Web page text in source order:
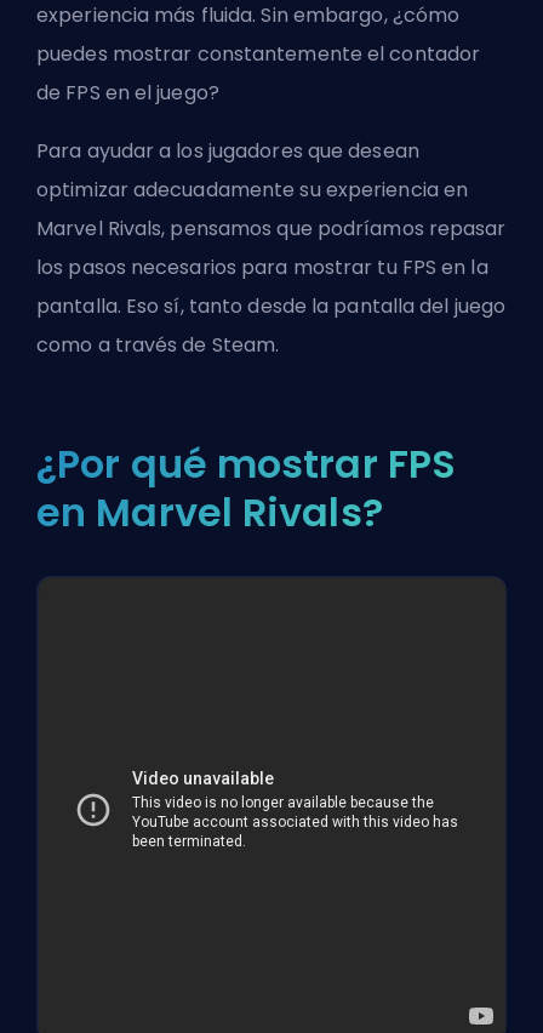
experiencia más fluida. Sin embargo, ¿cómo
puedes mostrar constantemente el contador
de FPS en el juego?
Para ayudar a los jugadores que desean
optimizar adecuadamente su experiencia en
Marvel Rivals, pensamos que podríamos repasar
los pasos necesarios para mostrar tu FPS en la
pantalla. Eso sí, tanto desde la pantalla del juego
como a través de Steam.
¿Por qué mostrar FPS
en Marvel Rivals?